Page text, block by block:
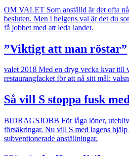
OM VALET Som anställd är det ofta
besluten. Men i helgens val är det du
få jobbet med att leda landet.
”Viktigt att man röstar”
valet 2018 Med en dryg vecka kvar till
restaurangfacket för att nå sitt mål:
Så vill S stoppa fusk
BIDRAGSJOBB För låga löner,
försäkringar. Nu vill S med lagens
subventionerade anställningar.